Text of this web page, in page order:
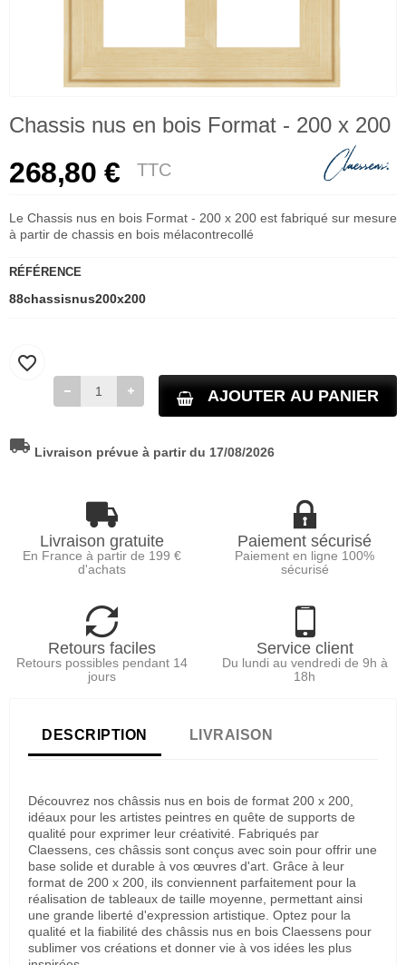
Chassis nus en bois Format - 200 x 200
268,80 € TTC
Le Chassis nus en bois Format - 200 x 200 est fabriqué sur mesure
à partir de chassis en bois mélacontrecollé
RÉFÉRENCE
88chassisnus200x200
AJOUTER AU PANIER
favorite_border
local_shipping Livraison prévue à partir du 17/08/2026
Livraison gratuite
En France à partir de 199 €
d'achats
Paiement sécurisé
Paiement en ligne 100%
sécurisé
Retours faciles
Retours possibles pendant 14
jours
Service client
Du lundi au vendredi de 9h à
18h
DESCRIPTION LIVRAISON
Découvrez nos châssis nus en bois de format 200 x 200,
idéaux pour les artistes peintres en quête de supports de
qualité pour exprimer leur créativité. Fabriqués par
Claessens, ces châssis sont conçus avec soin pour offrir une
base solide et durable à vos œuvres d'art. Grâce à leur
format de 200 x 200, ils conviennent parfaitement pour la
réalisation de tableaux de taille moyenne, permettant ainsi
une grande liberté d'expression artistique. Optez pour la
qualité et la fiabilité des châssis nus en bois Claessens pour
sublimer vos créations et donner vie à vos idées les plus